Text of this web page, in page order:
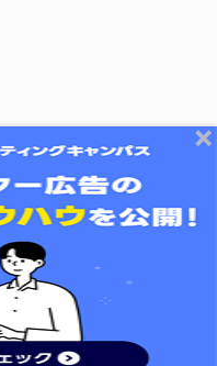
次のレッスンに進む